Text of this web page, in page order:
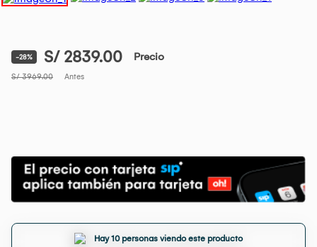
-28% S/ 2839.00 Precio
S/ 3969.00 Antes
Hay 10 personas viendo este producto